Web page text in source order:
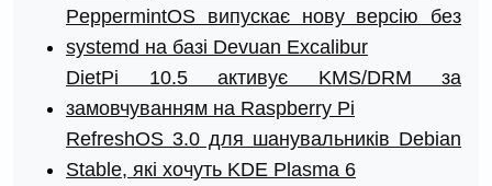
PeppermintOS випускає нову версію без
systemd на базі Devuan Excalibur
DietPi 10.5 активує KMS/DRM за
замовчуванням на Raspberry Pi
RefreshOS 3.0 для шанувальників Debian
Stable, які хочуть KDE Plasma 6